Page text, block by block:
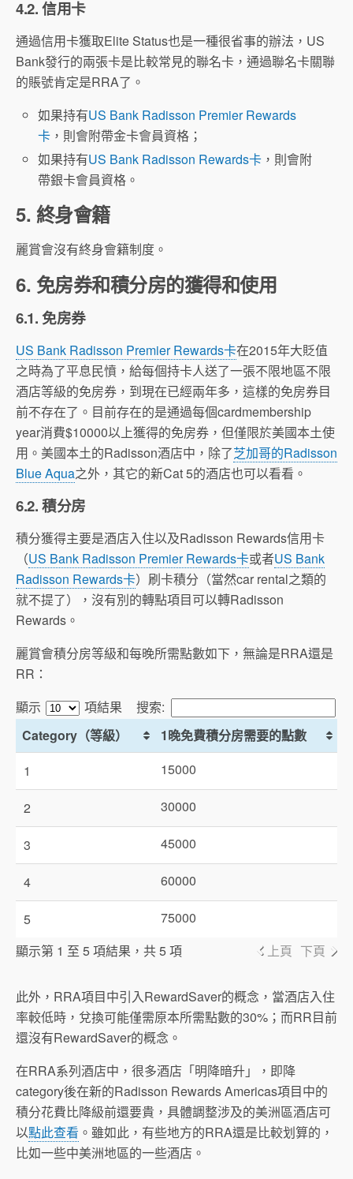
4.2. 信用卡
通過信用卡獲取Elite Status也是一種很省事的辦法，US
Bank發行的兩張卡是比較常見的聯名卡，通過聯名卡關聯
的賬號肯定是RRA了。
如果持有US Bank Radisson Premier Rewards
卡 ，則會附帶金卡會員資格；
如果持有US Bank Radisson Rewards卡 ，則會附
帶銀卡會員資格。
5. 終身會籍
麗賞會沒有終身會籍制度。
6. 免房券和積分房的獲得和使用
6.1. 免房券
US Bank Radisson Premier Rewards卡在2015年大貶值
之時為了平息民憤，給每個持卡人送了一張不限地區不限
酒店等級的免房券，到現在已經兩年多，這樣的免房券目
前不存在了。目前存在的是通過每個cardmembership
year消費$10000以上獲得的免房券，但僅限於美國本土使
用。美國本土的Radisson酒店中，除了芝加哥的Radisson
Blue Aqua之外，其它的新Cat 5的酒店也可以看看。
6.2. 積分房
積分獲得主要是酒店入住以及Radisson Rewards信用卡
（US Bank Radisson Premier Rewards卡或者US Bank
Radisson Rewards卡）刷卡積分（當然car rental之類的
就不提了），沒有別的轉點項目可以轉Radisson
Rewards。
麗賞會積分房等級和每晚所需點數如下，無論是RRA還是
RR：
顯示
項結果
搜索:
Category（等級）
1晚免費積分房需要的點數
1
15000
2 30000
3 45000
4 60000
5
75000
顯示第 1 至 5 項結果，共 5 項
上頁 下頁
此外，RRA項目中引入RewardSaver的概念，當酒店入住
率較低時，兌換可能僅需原本所需點數的30%；而RR目前
還沒有RewardSaver的概念。
在RRA系列酒店中，很多酒店「明降暗升」，即降
category後在新的Radisson Rewards Americas項目中的
積分花費比降級前還要貴，具體調整涉及的美洲區酒店可
以點此查看 。雖如此，有些地方的RRA還是比較划算的，
比如一些中美洲地區的一些酒店。